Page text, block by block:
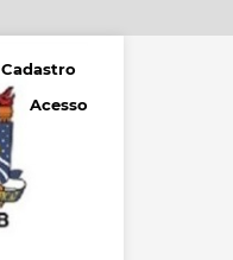
Cadastro
Acesso